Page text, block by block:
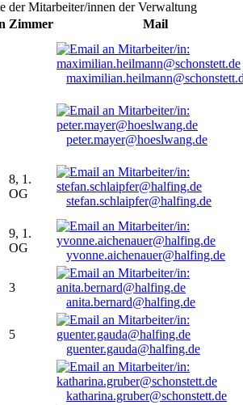
der Mitarbeiter/innen der Verwaltung
Zimmer
Mail
peter.mayer@hoeslwang.de
8, 1.
OG
stefan.schlaipfer@halfing.de
9, 1.
OG
yvonne.aichenauer@halfing.de
3
anita.bernard@halfing.de
5
guenter.gauda@halfing.de
katharina.gruber@schonstett.de